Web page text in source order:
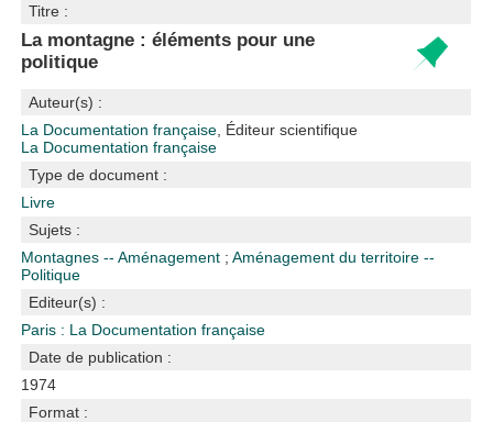
Titre :
La montagne : éléments pour une
politique
Auteur(s) :
La Documentation française , Éditeur scientifique
La Documentation française
Type de document :
Livre
Sujets :
Montagnes -- Aménagement ;Aménagement du territoire --
Politique
Editeur(s) :
Paris : La Documentation française
Date de publication :
1974
Format :